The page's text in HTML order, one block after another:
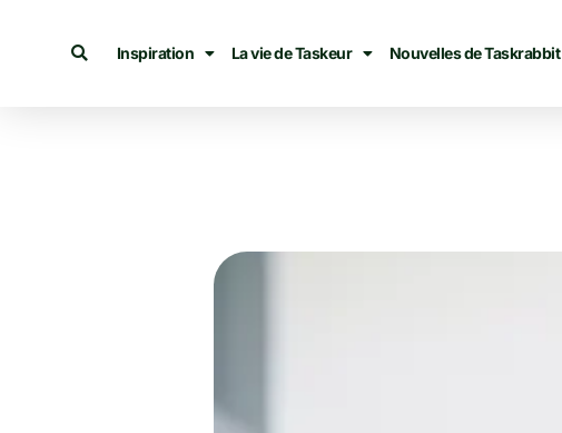
Inspiration La vie de Taskeur Nouvelles de Taskrabbit